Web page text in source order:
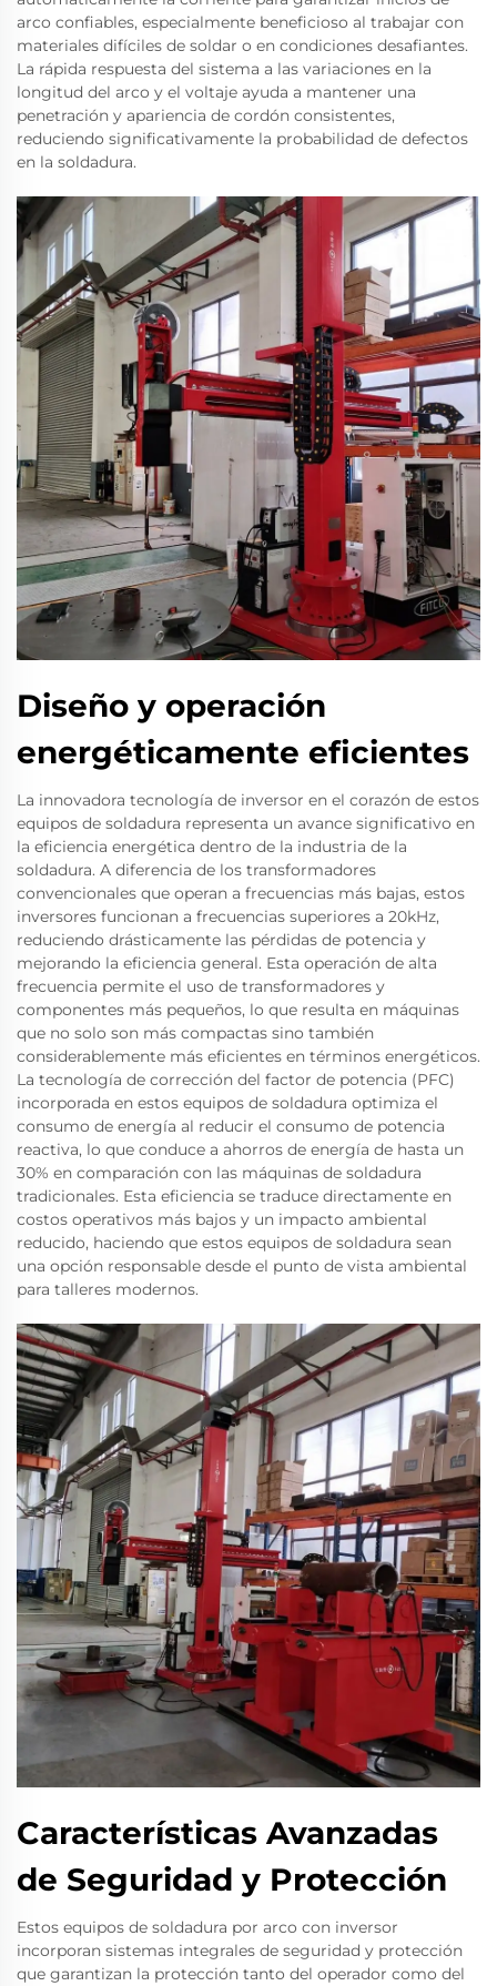
arco confiables, especialmente beneficioso al trabajar con
materiales difíciles de soldar o en condiciones desafiantes.
La rápida respuesta del sistema a las variaciones en la
longitud del arco y el voltaje ayuda a mantener una
penetración y apariencia de cordón consistentes,
reduciendo significativamente la probabilidad de defectos
en la soldadura.
Diseño y operación
energéticamente eficientes
La innovadora tecnología de inversor en el corazón de estos
equipos de soldadura representa un avance significativo en
la eficiencia energética dentro de la industria de la
soldadura. A diferencia de los transformadores
convencionales que operan a frecuencias más bajas, estos
inversores funcionan a frecuencias superiores a 20kHz,
reduciendo drásticamente las pérdidas de potencia y
mejorando la eficiencia general. Esta operación de alta
frecuencia permite el uso de transformadores y
componentes más pequeños, lo que resulta en máquinas
que no solo son más compactas sino también
considerablemente más eficientes en términos energéticos.
La tecnología de corrección del factor de potencia (PFC)
incorporada en estos equipos de soldadura optimiza el
consumo de energía al reducir el consumo de potencia
reactiva, lo que conduce a ahorros de energía de hasta un
30% en comparación con las máquinas de soldadura
tradicionales. Esta eficiencia se traduce directamente en
costos operativos más bajos y un impacto ambiental
reducido, haciendo que estos equipos de soldadura sean
una opción responsable desde el punto de vista ambiental
para talleres modernos.
Características Avanzadas
de Seguridad y Protección
Estos equipos de soldadura por arco con inversor
incorporan sistemas integrales de seguridad y protección
que garantizan la protección tanto del operador como del